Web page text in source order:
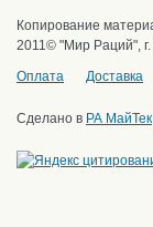
Копирование
2011© "Мир Раций",
Оплата
Доставка
Сделано в РА МайТек